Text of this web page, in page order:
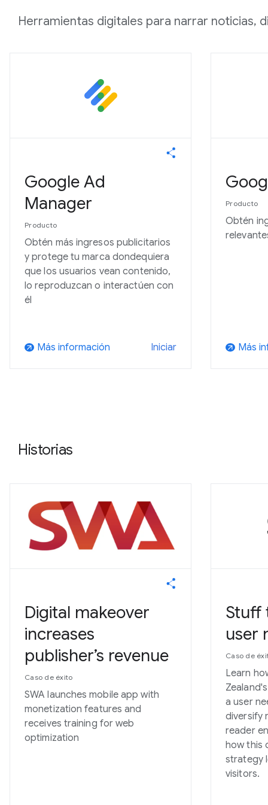
Herramientas digitales para narrar noticias,
Google Ad
Manager
Producto
Obtén más ingresos publicitarios
y protege tu marca dondequiera
que los usuarios vean contenido,
lo reproduzcan o interactúen con
él
arrow_outward Más información Iniciar
Producto
Obtén
arrow_outward Más
Historias
Digital makeover
increases
publisher’s revenue
Caso de éxito
SWA launches mobile app with
monetization features and
receives training for web
optimization
Stuff
user
Caso de
Learn
a user
diversify
reader
how this
strategy
visitors.